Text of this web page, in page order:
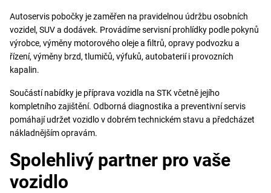
Autoservis pobočky je zaměřen na pravidelnou údržbu osobních
vozidel, SUV a dodávek. Provádíme servisní prohlídky podle pokynů
výrobce, výměny motorového oleje a filtrů, opravy podvozku a
řízení, výměny brzd, tlumičů, výfuků, autobaterií i provozních
kapalin.
Součástí nabídky je příprava vozidla na STK včetně jejího
kompletního zajištění. Odborná diagnostika a preventivní servis
pomáhají udržet vozidlo v dobrém technickém stavu a předcházet
nákladnějším opravám.
Spolehlivý partner pro vaše
vozidlo